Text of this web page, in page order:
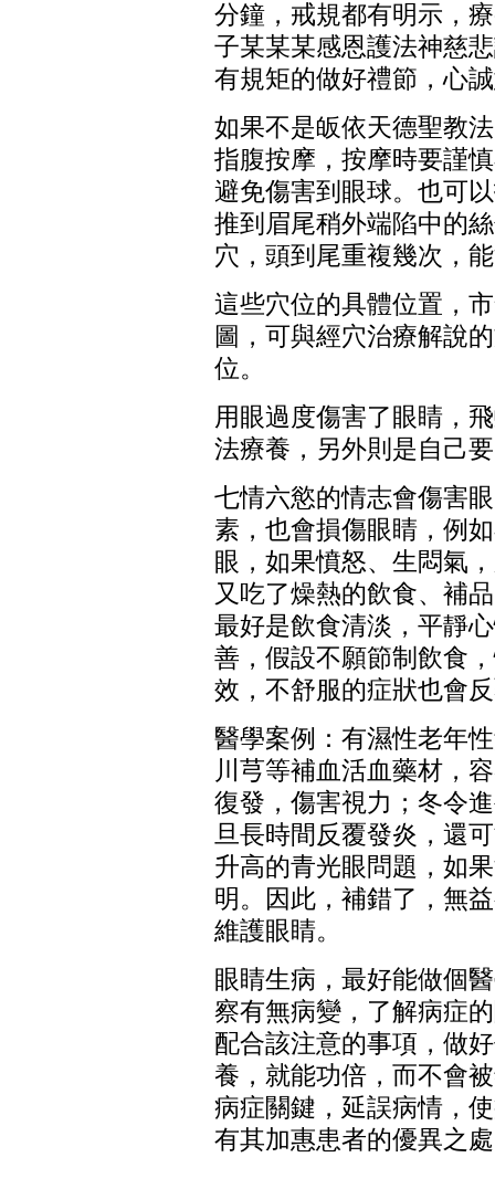
分鐘，戒規都有明示，
子某某某感恩護法神慈
有規矩的做好禮節，心
如果不是皈依天德聖教
指腹按摩，按摩時要謹
避免傷害到眼球。也可
推到眉尾稍外端陷中的
穴，頭到尾重複幾次，
這些穴位的具體位置，
圖，可與經穴治療解說
位。
用眼過度傷害了眼睛，
法療養，另外則是自己
七情六慾的情志會傷害
素，也會損傷眼睛，例
眼，如果憤怒、生悶氣
又吃了燥熱的飲食、補
最好是飲食清淡，平靜
善，假設不願節制飲食
效，不舒服的症狀也會
醫學案例：有濕性老年
川芎等補血活血藥材，
復發，傷害視力；冬令
旦長時間反覆發炎，還
升高的青光眼問題，如
明。因此，補錯了，無
維護眼睛。
眼睛生病，最好能做個
察有無病變，了解病症
配合該注意的事項，做
養，就能功倍，而不會
病症關鍵，延誤病情，
有其加惠患者的優異之